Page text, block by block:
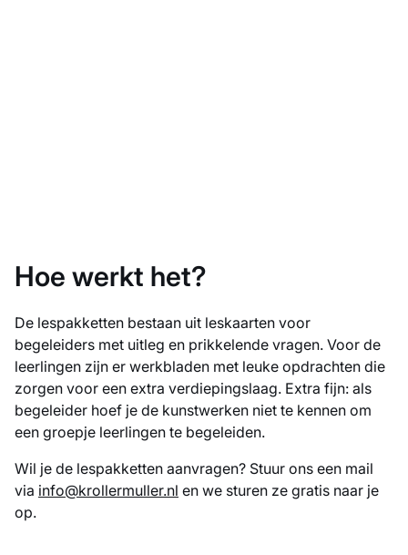
Hoe werkt het?
De lespakketten bestaan uit leskaarten voor
begeleiders met uitleg en prikkelende vragen. Voor de
leerlingen zijn er werkbladen met leuke opdrachten die
zorgen voor een extra verdiepingslaag. Extra fijn: als
begeleider hoef je de kunstwerken niet te kennen om
een groepje leerlingen te begeleiden.
Wil je de lespakketten aanvragen? Stuur ons een mail
via info@krollermuller.nl en we sturen ze gratis naar je
op.